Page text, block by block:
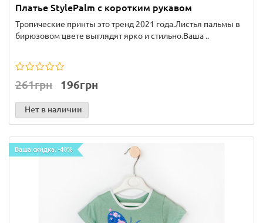
Платье StylePalm с коротким рукавом
Тропические принты это тренд 2021 года.Листья пальмы в
бирюзовом цвете выглядят ярко и стильно.Ваша ..
261грн 196грн
Нет в наличии
Ваша скидка: -40%